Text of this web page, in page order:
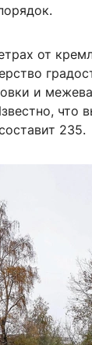
от
и
что
235.